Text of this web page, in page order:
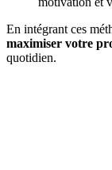
En intégrant ces
maximiser votre
quotidien.